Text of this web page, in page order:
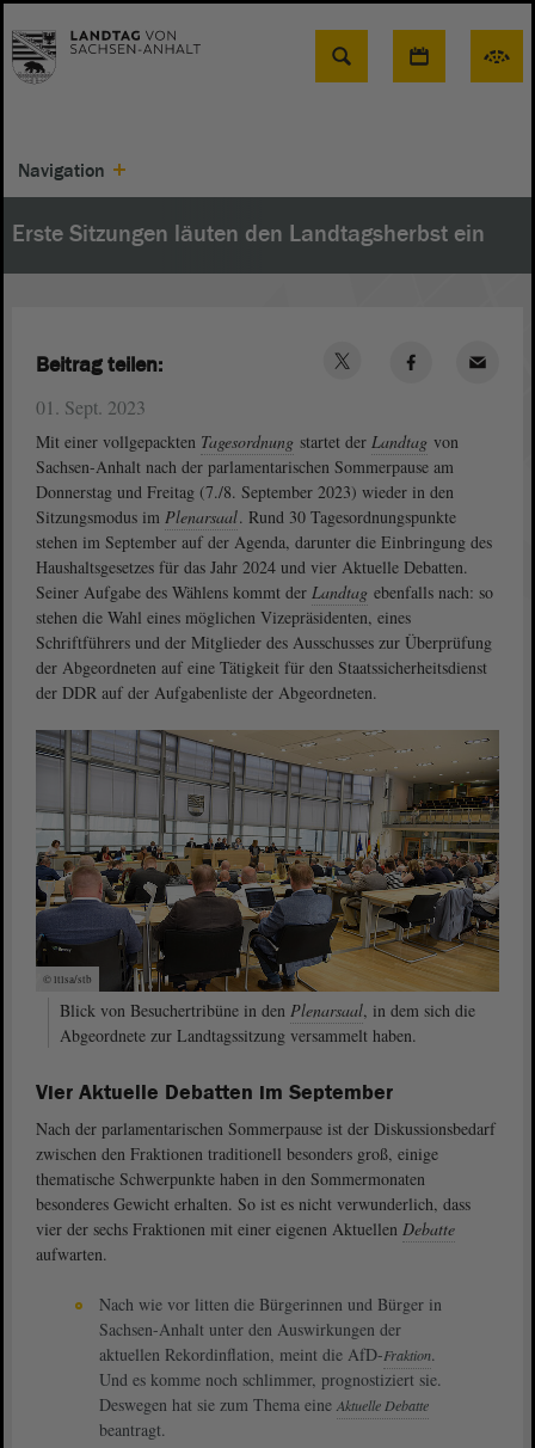
Suche
Navigation
Erste Sitzungen läuten den Landtagsherbst ein
01. Sept. 2023
Mit einer vollgepackten Tagesordnung startet der Landtag von
Sachsen-Anhalt nach der parlamentarischen Sommerpause am
Donnerstag und Freitag (7./8. September 2023) wieder in den
Sitzungsmodus im Plenarsaal. Rund 30 Tagesordnungspunkte
stehen im September auf der Agenda, darunter die Einbringung des
Haushaltsgesetzes für das Jahr 2024 und vier Aktuelle Debatten.
Seiner Aufgabe des Wählens kommt der Landtag ebenfalls nach: so
stehen die Wahl eines möglichen Vizepräsidenten, eines
Schriftführers und der Mitglieder des Ausschusses zur Überprüfung
der Abgeordneten auf eine Tätigkeit für den Staatssicherheitsdienst
der DDR auf der Aufgabenliste der Abgeordneten.
© ltlsa/stb
Blick von Besuchertribüne in den Plenarsaal, in dem sich die
Abgeordnete zur Landtagssitzung versammelt haben.
Vier Aktuelle Debatten im September
Nach der parlamentarischen Sommerpause ist der Diskussionsbedarf
zwischen den Fraktionen traditionell besonders groß, einige
thematische Schwerpunkte haben in den Sommermonaten
besonderes Gewicht erhalten. So ist es nicht verwunderlich, dass
vier der sechs Fraktionen mit einer eigenen Aktuellen Debatte
aufwarten.
Nach wie vor litten die Bürgerinnen und Bürger in
Sachsen-Anhalt unter den Auswirkungen der
aktuellen Rekordinflation, meint die AfD-Fraktion.
Und es komme noch schlimmer, prognostiziert sie.
Deswegen hat sie zum Thema eine Aktuelle Debatte
beantragt.
Beitrag teilen: